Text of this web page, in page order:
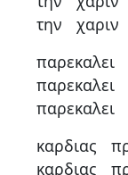
την
χαριν
παρεκαλει
παρεκαλει
παρεκαλει
καρδιας
καρδιας